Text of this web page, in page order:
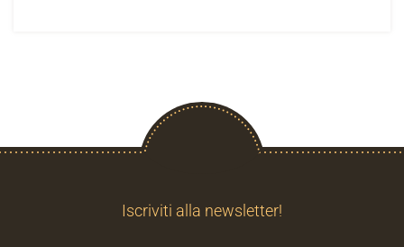
Iscriviti alla newsletter!